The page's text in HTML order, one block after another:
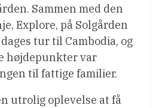
Sammen med den
Explore, på Solgården
tur til Cambodia, og
højdepunkter var
til fattige familier.
utrolig oplevelse at få